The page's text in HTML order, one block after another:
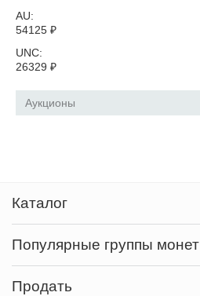
AU:
54125 ₽
UNC:
26329 ₽
Аукционы
Каталог
Популярные группы монет
Продать